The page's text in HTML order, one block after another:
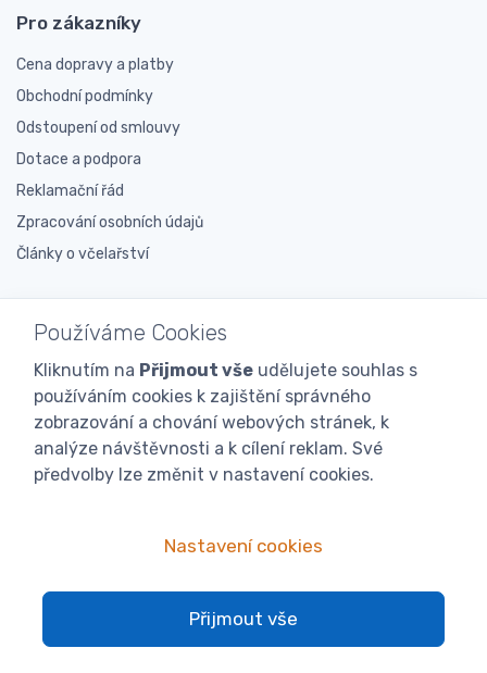
Pro zákazníky
Cena dopravy a platby
Obchodní podmínky
Odstoupení od smlouvy
Dotace a podpora
Reklamační řád
Zpracování osobních údajů
Články o včelařství
Výkup včelího medu
Výměna vosku
Včelařská poradna
Včelařské prodejny
Používáme Cookies
Kliknutím na Přijmout vše udělujete souhlas s
používáním cookies k zajištění správného
zobrazování a chování webových stránek, k
analýze návštěvnosti a k cílení reklam. Své
předvolby lze změnit v nastavení cookies.
Nastavení cookies
Přijmout vše